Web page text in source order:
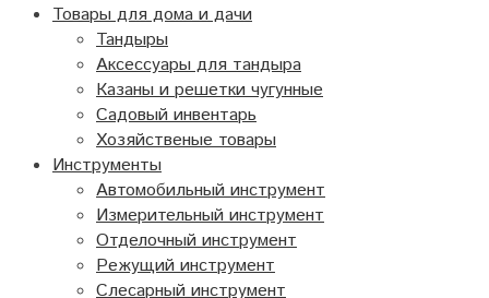
Товары для дома и дачи
Тандыры
Аксессуары для тандыра
Казаны и решетки чугунные
Садовый инвентарь
Хозяйственые товары
Инструменты
Автомобильный инструмент
Измерительный инструмент
Отделочный инструмент
Режущий инструмент
Слесарный инструмент